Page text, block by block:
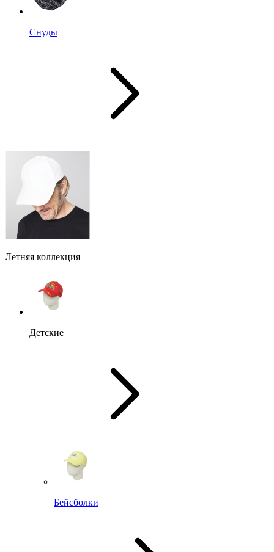
Снуды
Летняя коллекция
Детские
Бейсболки